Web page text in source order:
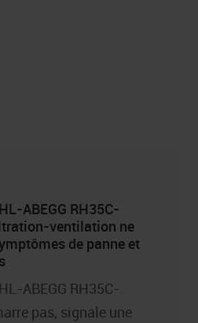
ABEGG RH35C-
ventilation ne
de panne et
ABEGG RH35C-
pas, signale une